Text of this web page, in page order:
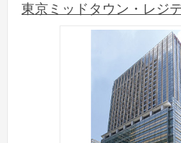
東京ミッドタウン・レジ